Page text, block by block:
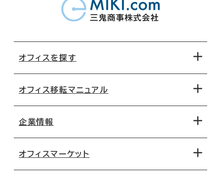
オフィスを探す
地図から探す
路線・駅から探す
オフィス移転マニュアル
移転コストシミュレーション
移転スケジュール
企業情報
オフィスマーケット